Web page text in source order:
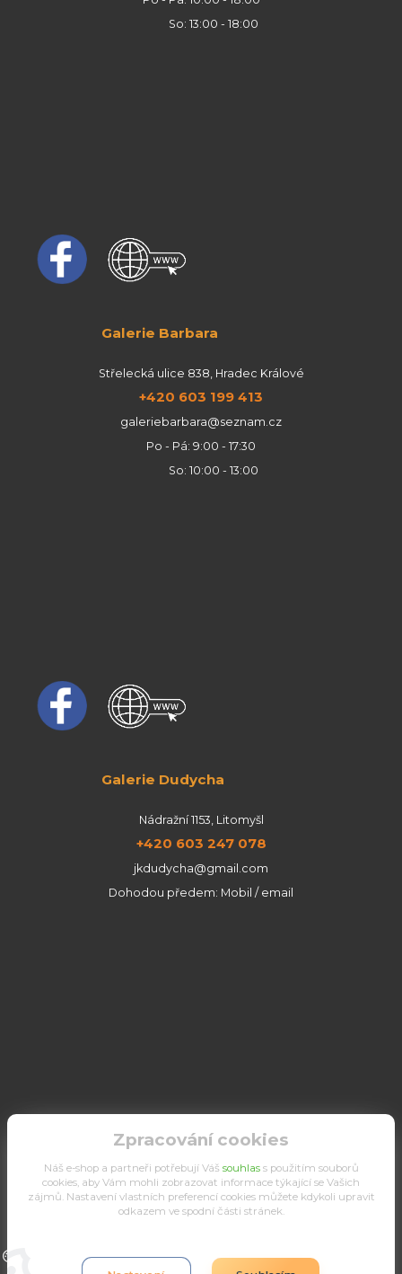
So: 13:00 - 18:00
Galerie Barbara
Střelecká ulice 838, Hradec Králové
+420 603 199 413
galeriebarbara@seznam.cz
Po - Pá: 9:00 - 17:30
So: 10:00 - 13:00
Galerie Dudycha
Nádražní 1153, Litomyšl
+420 603 247 078
jkdudycha@gmail.com
Dohodou předem: Mobil / email
Upravit sběr cookies.
Zpracování cookies
Náš e-shop a partneři potřebují Váš souhlass použitím souborů
cookies, aby Vám mohli zobrazovat informace týkající se Vašich
zájmů. Nastavení vlastních preferencí cookies můžete kdykoli upravit
odkazem ve spodní části stránek.